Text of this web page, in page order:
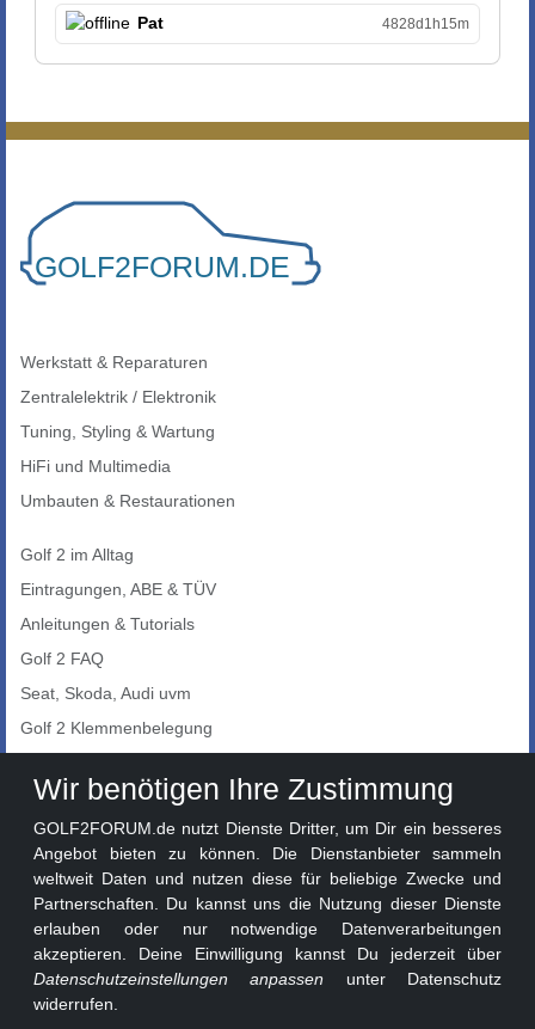
Pat 4828d1h15m
Werkstatt & Reparaturen
Zentralelektrik / Elektronik
Tuning, Styling & Wartung
HiFi und Multimedia
Umbauten & Restaurationen
Golf 2 im Alltag
Eintragungen, ABE & TÜV
Anleitungen & Tutorials
Golf 2 FAQ
Seat, Skoda, Audi uvm
Golf 2 Klemmenbelegung
Auto-Showroom
Golf 2 Lackcodes
Sonderversionen
Sonstige Marken
Wir benötigen Ihre Zustimmung
GOLF2FORUM.de nutzt Dienste Dritter, um Dir ein besseres
Angebot bieten zu können. Die Dienstanbieter sammeln
weltweit Daten und nutzen diese für beliebige Zwecke und
Partnerschaften. Du kannst uns die Nutzung dieser Dienste
erlauben oder nur notwendige Datenverarbeitungen
akzeptieren. Deine Einwilligung kannst Du jederzeit über
Datenschutzeinstellungen anpassen unter Datenschutz
widerrufen.